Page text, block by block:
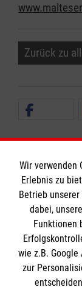
Zurück zu
Impressum
Die
Wir verwenden
Erlebnis zu
Betrieb
dabei,
Funktionen
wie z.B.
zur